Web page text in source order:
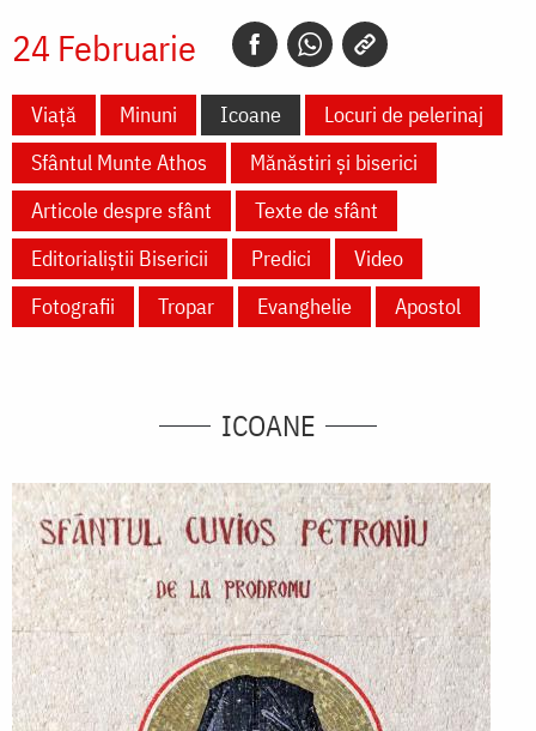
24 Februarie
Viață Minuni Icoane
Locuri de pelerinaj
Sfântul Munte Athos
Mănăstiri și biserici
Articole despre sfânt
Texte de sfânt
Editorialiștii Bisericii
Predici
Video
Fotografii
Tropar Evanghelie Apostol
ICOANE